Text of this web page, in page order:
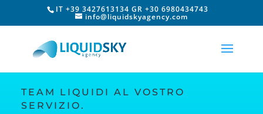
IT +39 3427613134 GR +30 6980434743
info@liquidskyagency.com
TEAM LIQUIDI AL VOSTRO
SERVIZIO.